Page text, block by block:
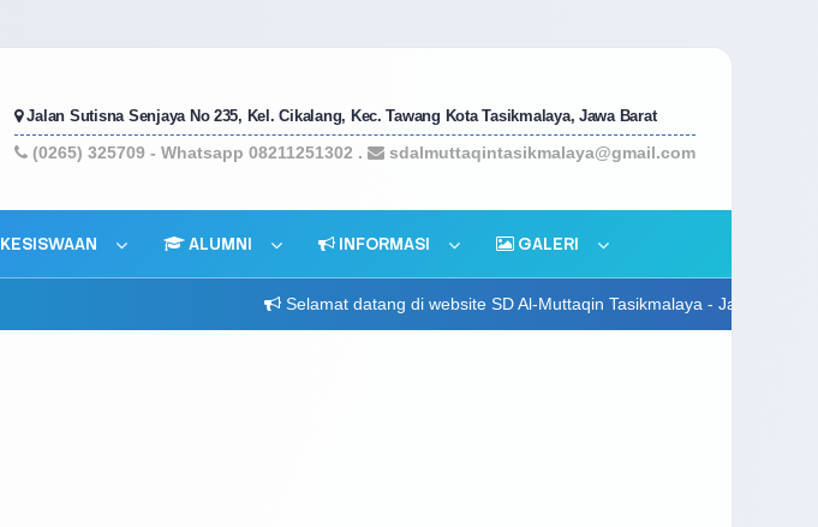
Jalan Sutisna Senjaya No 235, Kel. Cikalang, Kec. Tawang Kota Tasikmalaya, Jawa Barat
(0265) 325709 - Whatsapp 08211251302 . sdalmuttaqintasikmalaya@gmail.com
KESISWAAN ALUMNI INFORMASI GALERI
Selamat datang di website SD Al-Muttaqin Tasikmalaya - Jalan Sutisna Senjaya No 235,